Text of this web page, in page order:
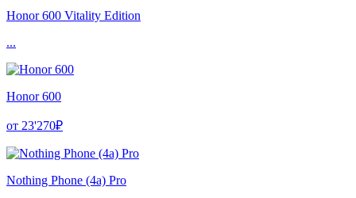
Honor 600 Vitality Edition
...
Honor 600
от 23'270₽
Nothing Phone (4a) Pro